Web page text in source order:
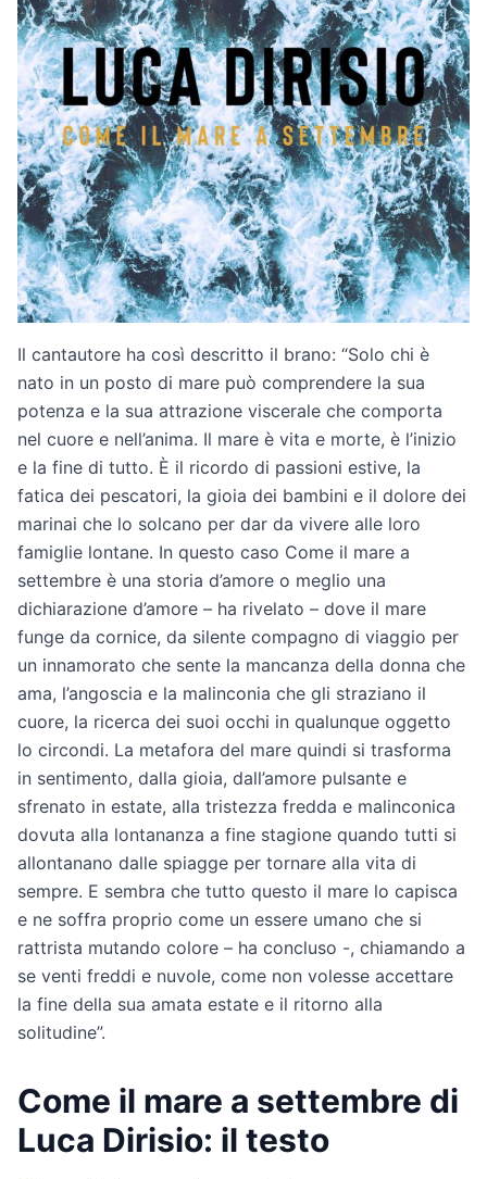
Il cantautore ha così descritto il brano: “Solo chi è
nato in un posto di mare può comprendere la sua
potenza e la sua attrazione viscerale che comporta
nel cuore e nell’anima. Il mare è vita e morte, è l’inizio
e la fine di tutto. È il ricordo di passioni estive, la
fatica dei pescatori, la gioia dei bambini e il dolore dei
marinai che lo solcano per dar da vivere alle loro
famiglie lontane. In questo caso Come il mare a
settembre è una storia d’amore o meglio una
dichiarazione d’amore – ha rivelato – dove il mare
funge da cornice, da silente compagno di viaggio per
un innamorato che sente la mancanza della donna che
ama, l’angoscia e la malinconia che gli straziano il
cuore, la ricerca dei suoi occhi in qualunque oggetto
lo circondi. La metafora del mare quindi si trasforma
in sentimento, dalla gioia, dall’amore pulsante e
sfrenato in estate, alla tristezza fredda e malinconica
dovuta alla lontananza a fine stagione quando tutti si
allontanano dalle spiagge per tornare alla vita di
sempre. E sembra che tutto questo il mare lo capisca
e ne soffra proprio come un essere umano che si
rattrista mutando colore – ha concluso -, chiamando a
se venti freddi e nuvole, come non volesse accettare
la fine della sua amata estate e il ritorno alla
solitudine”.
Come il mare a settembre di
Luca Dirisio: il testo